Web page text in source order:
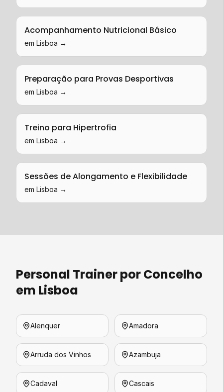
Acompanhamento Nutricional Básico
em Lisboa →
Preparação para Provas Desportivas
em Lisboa →
Treino para Hipertrofia
em Lisboa →
Sessões de Alongamento e Flexibilidade
em Lisboa →
Personal Trainerpor Concelho
em Lisboa
Alenquer Amadora
Arruda dos Vinhos Azambuja
Cadaval Cascais